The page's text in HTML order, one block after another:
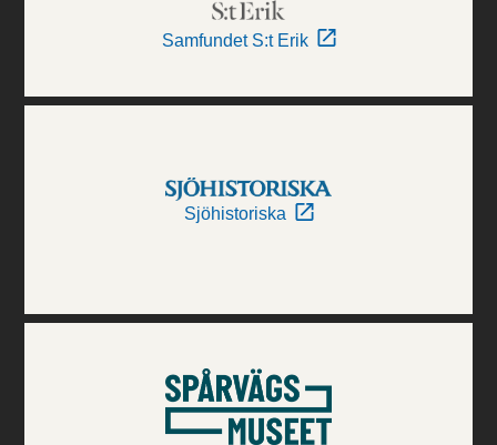
Samfundet S:t Erik
Sjöhistoriska